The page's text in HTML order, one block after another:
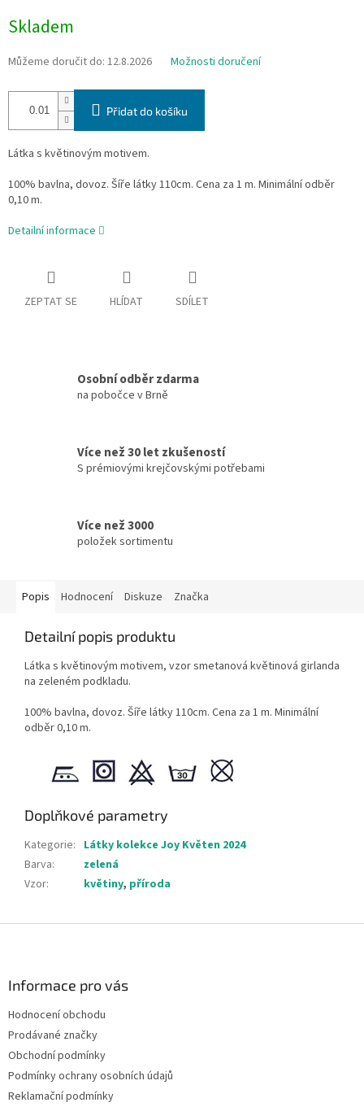
cena:
Skladem
Můžeme doručit do: 12.8.2026 Možnosti doručení
Přidat do košíku
Látka s květinovým motivem.
100% bavlna, dovoz. Šíře látky 110cm. Cena za 1 m. Minimální odběr
0,10 m.
Detailní informace
ZEPTAT SE HLÍDAT SDÍLET
Osobní odběr zdarma
na pobočce v Brně
Více než 30 let zkušeností
S prémiovými krejčovskými potřebami
Více než 3000
položek sortimentu
Popis Hodnocení Diskuze Značka
Detailní popis produktu
Látka s květinovým motivem, vzor smetanová květinová girlanda
na zeleném podkladu.
100% bavlna, dovoz. Šíře látky 110cm. Cena za 1 m. Minimální
odběr 0,10 m.
Doplňkové parametry
Kategorie: Látky kolekce Joy Květen 2024
Barva:
zelená
Vzor: květiny, příroda
Informace pro vás
Hodnocení obchodu
Prodávané značky
Obchodní podmínky
Podmínky ochrany osobních údajů
Reklamační podmínky